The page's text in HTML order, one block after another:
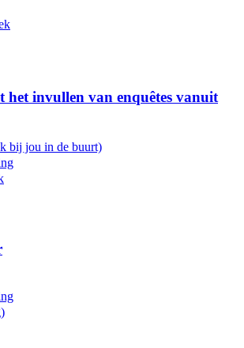
het invullen van enquêtes vanuit
bij jou in de buurt)